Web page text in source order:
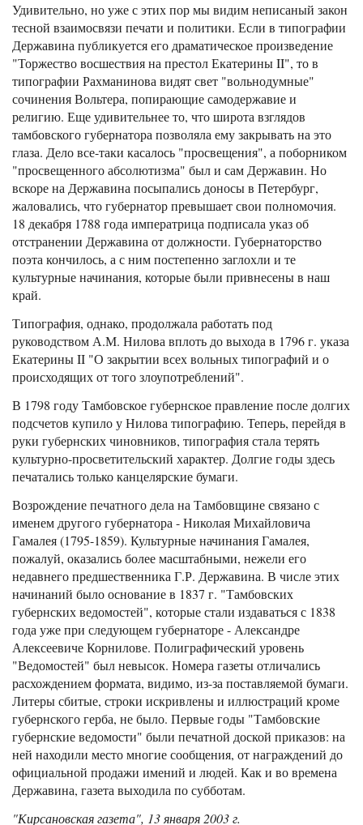
Удивительно, но уже с этих пор мы видим неписаный закон
тесной взаимосвязи печати и политики. Если в типографии
Державина публикуется его драматическое произведение
"Торжество восшествия на престол Екатерины II", то в
типографии Рахманинова видят свет "вольнодумные"
сочинения Вольтера, попирающие самодержавие и
религию. Еще удивительнее то, что широта взглядов
тамбовского губернатора позволяла ему закрывать на это
глаза. Дело все-таки касалось "просвещения", а поборником
"просвещенного абсолютизма" был и сам Державин. Но
вскоре на Державина посыпались доносы в Петербург,
жаловались, что губернатор превышает свои полномочия.
18 декабря 1788 года императрица подписала указ об
отстранении Державина от должности. Губернаторство
поэта кончилось, а с ним постепенно заглохли и те
культурные начинания, которые были привнесены в наш
край.
Типография, однако, продолжала работать под
руководством А.М. Нилова вплоть до выхода в 1796 г. указа
Екатерины II "О закрытии всех вольных типографий и о
происходящих от того злоупотреблений".
В 1798 году Тамбовское губернское правление после долгих
подсчетов купило у Нилова типографию. Теперь, перейдя в
руки губернских чиновников, типография стала терять
культурно-просветительский характер. Долгие годы здесь
печатались только канцелярские бумаги.
Возрождение печатного дела на Тамбовщине связано с
именем другого губернатора - Николая Михайловича
Гамалея (1795-1859). Культурные начинания Гамалея,
пожалуй, оказались более масштабными, нежели его
недавнего предшественника Г.Р. Державина. В числе этих
начинаний было основание в 1837 г. "Тамбовских
губернских ведомостей", которые стали издаваться с 1838
года уже при следующем губернаторе - Александре
Алексеевиче Корнилове. Полиграфический уровень
"Ведомостей" был невысок. Номера газеты отличались
расхождением формата, видимо, из-за поставляемой бумаги.
Литеры сбитые, строки искривлены и иллюстраций кроме
губернского герба, не было. Первые годы "Тамбовские
губернские ведомости" были печатной доской приказов: на
ней находили место многие сообщения, от награждений до
официальной продажи имений и людей. Как и во времена
Державина, газета выходила по субботам.
"Кирсановская газета", 13 января 2003 г.